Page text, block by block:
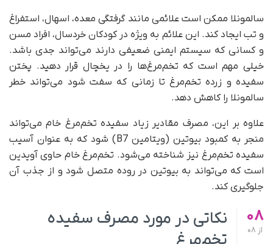
سالمونلا ممکن است علائمی مانند گرفتگی معده، اسهال، استفراغ
و تب ایجاد کند. این علائم به ویژه در کودکان خردسال، افراد مسن
و کسانی که سیستم ایمنی ضعیفی دارند می‌تواند جدی باشد.
خیلی مهم است که تخم‌مرغ‌ها را در یخچال قرار دهید. پختن
سفیده و زرده تخم‌مرغ تا زمانی که سفت شود می‌تواند خطر
سالمونلا را کاهش دهد.
علاوه بر این، مصرف مقادیر زیاد سفیده تخم‌مرغ خام می‌تواند
منجر به کمبود بیوتین (ویتامین B7) شود که به عنوان آسیب
سفیده تخم‌مرغ نیز شناخته می‌شود. تخم‌مرغ خام حاوی آویدین
است که می‌تواند به بیوتین در روده متصل شود و از جذب آن
جلوگیری کند.
08
از
نکاتی در مورد مصرف سفیده